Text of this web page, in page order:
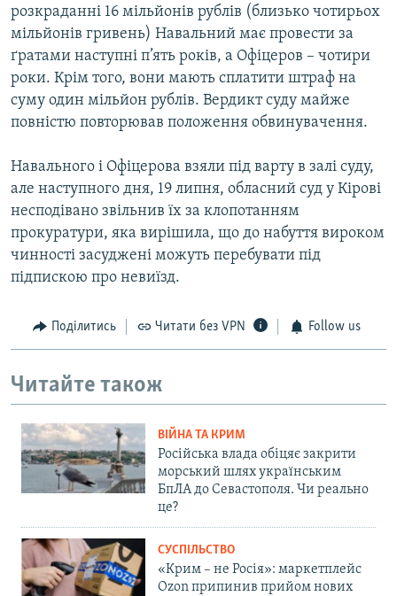
розкраданні 16 мільйонів рублів (близько чотирьох
мільйонів гривень) Навальний має провести за
ґратами наступні п’ять років, а Офіцеров – чотири
роки. Крім того, вони мають сплатити штраф на
суму один мільйон рублів. Вердикт суду майже
повністю повторював положення обвинувачення.
Навального і Офіцерова взяли під варту в залі суду,
але наступного дня, 19 липня, обласний суд у Кірові
несподівано звільнив їх за клопотанням
прокуратури, яка вирішила, що до набуття вироком
чинності засуджені можуть перебувати під
підпискою про невиїзд.
Поділитись Читати без VPN Follow us
Читайте також
ВІЙНА ТА КРИМ
Російська влада обіцяє закрити
морський шлях українським
БпЛА до Севастополя. Чи реально
це?
СУСПІЛЬСТВО
«Крим – не Росія»: маркетплейс
Ozon припинив прийом нових